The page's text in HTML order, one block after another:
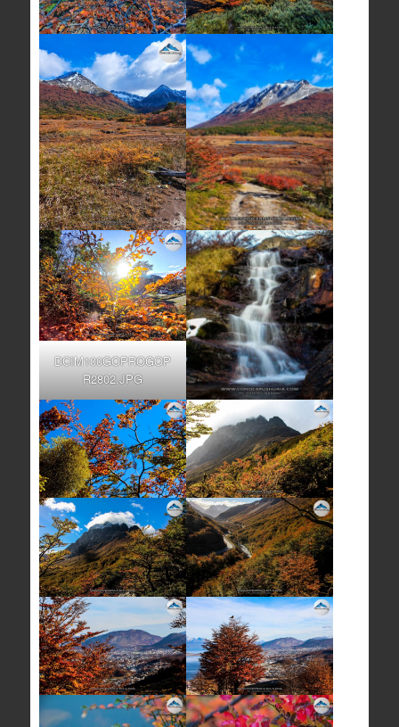
DCIM100GOPROGOP
R2802.JPG